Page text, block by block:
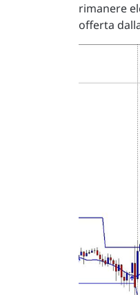
rimanere
offerta